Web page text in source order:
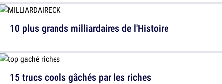
15 trucs cools gâchés par les riches
10 plus grands milliardaires de l'Histoire